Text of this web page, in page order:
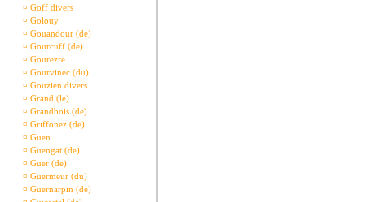
¤ Goff divers
¤ Golouy
¤ Gouandour (de)
¤ Gourcuff (de)
¤ Gourezre
¤ Gourvinec (du)
¤ Gouzien divers
¤ Grand (le)
¤ Grandbois (de)
¤ Griffonez (de)
¤ Guen
¤ Guengat (de)
¤ Guer (de)
¤ Guermeur (du)
¤ Guernarpin (de)